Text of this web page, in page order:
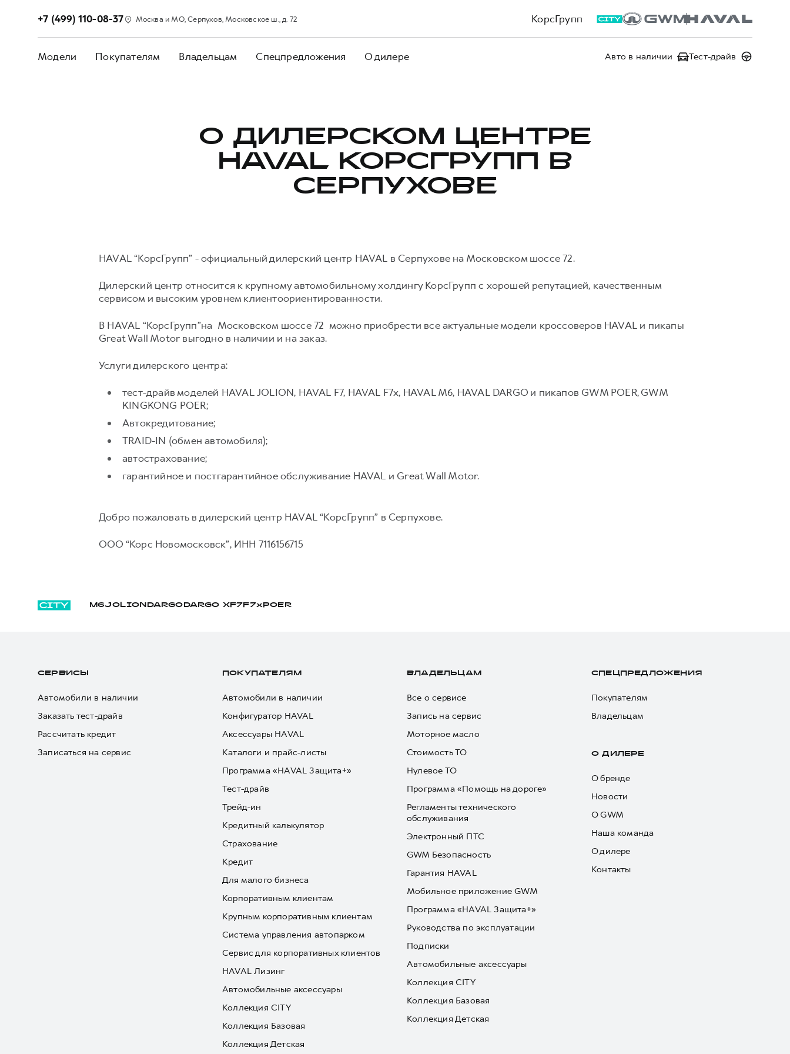
КорсГрупп
+7 (499) 110-08-37 Москва и МО, Серпухов, Московское ш., д. 72
Модели Покупателям Владельцам Спецпредложения О дилере Авто в наличии Тест-драйв
О ДИЛЕРСКОМ ЦЕНТРЕ
HAVAL КОРСГРУПП В
СЕРПУХОВЕ
HAVAL “КорсГрупп” - официальный дилерский центр HAVAL в Серпухове на Московском шоссе 72.
Дилерский центр относится к крупному автомобильному холдингу КорсГрупп с хорошей репутацией, качественным
сервисом и высоким уровнем клиентоориентированности.
В HAVAL “КорсГрупп”на Московском шоссе 72 можно приобрести все актуальные модели кроссоверов HAVAL и пикапы
Great Wall Motor выгодно в наличии и на заказ.
Услуги дилерского центра:
тест-драйв моделей HAVAL JOLION, HAVAL F7, HAVAL F7x, HAVAL M6, HAVAL DARGO и пикапов GWM POER, GWM
KINGKONG POER;
Автокредитование;
TRAID-IN (обмен автомобиля);
автострахование;
гарантийное и постгарантийное обслуживание HAVAL и Great Wall Motor.
Добро пожаловать в дилерский центр HAVAL “КорсГрупп” в Серпухове.
ООО “Корс Новомосковск”, ИНН 7116156715
M6JOLION DARGO DARGO Х F7 F7x POER
СЕРВИСЫ
Автомобили в наличии
Заказать тест-драйв
Рассчитать кредит
Записаться на сервис
ПОКУПАТЕЛЯМ
Автомобили в наличии
Конфигуратор HAVAL
Аксессуары HAVAL
Каталоги и прайс-листы
Программа «HAVAL Защита+»
Тест-драйв
Трейд-ин
Кредитный калькулятор
Страхование
Кредит
Для малого бизнеса
Корпоративным клиентам
Крупным корпоративным клиентам
Система управления автопарком
Сервис для корпоративных клиентов
HAVAL Лизинг
Автомобильные аксессуары
Коллекция CITY
Коллекция Базовая
Коллекция Детская
ВЛАДЕЛЬЦАМ
Все о сервисе
Запись на сервис
Моторное масло
Стоимость ТО
Нулевое ТО
Программа «Помощь на дороге»
Регламенты технического
обслуживания
Электронный ПТС
GWM Безопасность
Гарантия HAVAL
Мобильное приложение GWM
Программа «HAVAL Защита+»
Руководства по эксплуатации
Подписки
Автомобильные аксессуары
Коллекция CITY
Коллекция Базовая
Коллекция Детская
СПЕЦПРЕДЛОЖЕНИЯ
Покупателям
Владельцам
О ДИЛЕРЕ
О бренде
Новости
О GWM
Наша команда
О дилере
Контакты